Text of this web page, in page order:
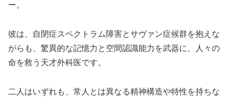
ー。
彼は、自閉症スペクトラム障害とサヴァン症候群を抱えな
がらも、驚異的な記憶力と空間認識能力を武器に、人々の
命を救う天才外科医です。
二人はいずれも、常人とは異なる精神構造や特性を持ちな